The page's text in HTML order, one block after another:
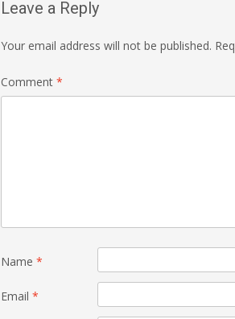
Leave a Reply
Your email address will not be published.
Comment *
Name *
Email *